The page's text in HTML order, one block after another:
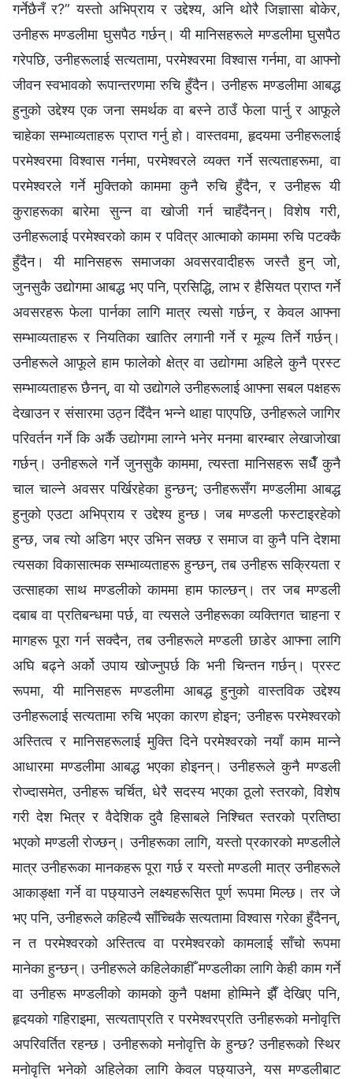
गर्नेछैनँ र?” यस्तो अभिप्राय र उद्देश्य, अनि थोरै जिज्ञासा बोकेर,
उनीहरू मण्डलीमा घुसपैठ गर्छन्। यी मानिसहरूले मण्डलीमा घुसपैठ
गरेपछि, उनीहरूलाई सत्यतामा, परमेश्‍वरमा विश्‍वास गर्नमा, वा आफ्नो
जीवन स्वभावको रूपान्तरणमा रुचि हुँदैन। उनीहरू मण्डलीमा आबद्ध
हुनुको उद्देश्य एक जना समर्थक वा बस्ने ठाउँ फेला पार्नु र आफूले
चाहेका सम्भाव्यताहरू प्राप्त गर्नु हो। वास्तवमा, हृदयमा उनीहरूलाई
परमेश्‍वरमा विश्‍वास गर्नमा, परमेश्‍वरले व्यक्त गर्ने सत्यताहरूमा, वा
परमेश्‍वरले गर्ने मुक्तिको काममा कुनै रुचि हुँदैन, र उनीहरू यी
कुराहरूका बारेमा सुन्न वा खोजी गर्न चाहँदैनन्। विशेष गरी,
उनीहरूलाई परमेश्‍वरको काम र पवित्र आत्माको काममा रुचि पटक्कै
हुँदैन। यी मानिसहरू समाजका अवसरवादीहरू जस्तै हुन् जो,
जुनसुकै उद्योगमा आबद्ध भए पनि, प्रसिद्धि, लाभ र हैसियत प्राप्त गर्ने
अवसरहरू फेला पार्नका लागि मात्र त्यसो गर्छन्, र केवल आफ्ना
सम्भाव्यताहरू र नियतिका खातिर लगानी गर्ने र मूल्य तिर्ने गर्छन्।
उनीहरूले आफूले हाम फालेको क्षेत्र वा उद्योगमा अहिले कुनै प्रस्ट
सम्भाव्यताहरू छैनन्, वा यो उद्योगले उनीहरूलाई आफ्ना सबल पक्षहरू
देखाउन र संसारमा उठ्न दिँदैन भन्ने थाहा पाएपछि, उनीहरूले जागिर
परिवर्तन गर्ने कि अर्कै उद्योगमा लाग्ने भनेर मनमा बारम्बार लेखाजोखा
गर्छन्। उनीहरूले गर्ने जुनसुकै काममा, त्यस्ता मानिसहरू सधैँ कुनै
चाल चाल्ने अवसर पर्खिरहेका हुन्छन्; उनीहरूसँग मण्डलीमा आबद्ध
हुनुको एउटा अभिप्राय र उद्देश्य हुन्छ। जब मण्डली फस्टाइरहेको
हुन्छ, जब त्यो अडिग भएर उभिन सक्छ र समाज वा कुनै पनि देशमा
त्यसका विकासात्मक सम्भाव्यताहरू हुन्छन्, तब उनीहरू सक्रियता र
उत्साहका साथ मण्डलीको काममा हाम फाल्छन्। तर जब मण्डली
दबाब वा प्रतिबन्धमा पर्छ, वा त्यसले उनीहरूका व्यक्तिगत चाहना र
मागहरू पूरा गर्न सक्दैन, तब उनीहरूले मण्डली छाडेर आफ्ना लागि
अघि बढ्ने अर्को उपाय खोज्नुपर्छ कि भनी चिन्तन गर्छन्। प्रस्ट
रूपमा, यी मानिसहरू मण्डलीमा आबद्ध हुनुको वास्तविक उद्देश्य
उनीहरूलाई सत्यतामा रुचि भएका कारण होइन; उनीहरू परमेश्‍वरको
अस्तित्व र मानिसहरूलाई मुक्ति दिने परमेश्‍वरको नयाँ काम मान्ने
आधारमा मण्डलीमा आबद्ध भएका होइनन्। उनीहरूले कुनै मण्डली
रोज्दासमेत, उनीहरू चर्चित, धेरै सदस्य भएका ठूलो स्तरको, विशेष
गरी देश भित्र र वैदेशिक दुवै हिसाबले निश्चित स्तरको प्रतिष्ठा
भएको मण्डली रोज्छन्। उनीहरूका लागि, यस्तो प्रकारको मण्डलीले
मात्र उनीहरूका मानकहरू पूरा गर्छ र यस्तो मण्डली मात्र उनीहरूले
आकाङ्क्षा गर्ने वा पछ्याउने लक्ष्यहरूसित पूर्ण रूपमा मिल्छ। तर जे
भए पनि, उनीहरूले कहिल्यै साँच्चिकै सत्यतामा विश्‍वास गरेका हुँदैनन्,
न त परमेश्‍वरको अस्तित्व वा परमेश्‍वरको कामलाई साँचो रूपमा
मानेका हुन्छन्। उनीहरूले कहिलेकाहीँ मण्डलीका लागि केही काम गर्ने
वा उनीहरू मण्डलीको कामको कुनै पक्षमा होम्मिने झैँ देखिए पनि,
हृदयको गहिराइमा, सत्यताप्रति र परमेश्‍वरप्रति उनीहरूको मनोवृत्ति
अपरिवर्तित रहन्छ। उनीहरूको मनोवृत्ति के हुन्छ? उनीहरूको स्थिर
मनोवृत्ति भनेको अहिलेका लागि केवल पछ्याउने, यस मण्डलीबाट